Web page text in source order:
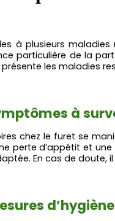
à plusieurs
particulière de la
les maladies
à
chez le furet se
perte d’appétit et
En cas de doute,